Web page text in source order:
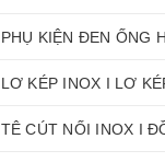
TÊ CÚT NỐI INOX I